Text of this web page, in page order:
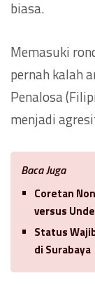
biasa.
Memasuki
pernah kalah
Penalosa
menjadi
Baca Juga
Coretan
versus
Status
di Surabaya